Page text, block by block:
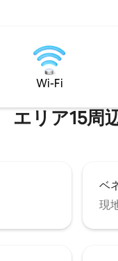
立つ滝とパッティン
ガスストリップやボ
で20分。 屋外スペ
されたプールデッキ
あり、屋根付きパテ
ジエリアを備えた屋
す。 詳細を表示して
Wi-Fi
エリア15⁠周⁠
ベ
現